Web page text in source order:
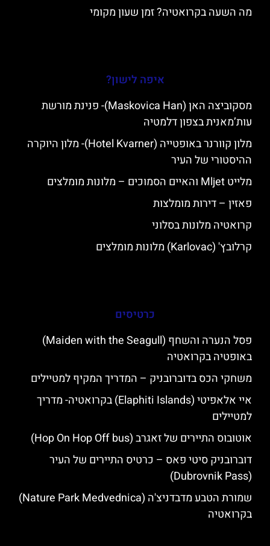
מה השעה בקרואטיה? זמן שעון מקומי
איפה לישון?
מסקוביצה האן (Maskovica Han)- פנינת מורשת
עות’מאנית בצפון דלמטיה
מלון קוורנר באופטייה (Hotel Kvarner)- מלון היוקרה
ההיסטורי של העיר
מלייט Mljet והאיים הסמוכים – מלונות מומלצים
פאזין – דירות מומלצות
קרואטיה מלונות בסלוני
קרלובץ' (Karlovac) מלונות מומלצים
כרטיסים
פסל הנערה והשחף (Maiden with the Seagull)
באופטיה בקרואטיה
משחקי הכס בדוברובניק – המדריך המקיף למטיילים
איי אלאפיטי (Elaphiti Islands) בקרואטיה- מדריך
למטיילים
אוטובוס התיירים של זאגרב (Hop On Hop Off bus)
דוברובניק סיטי פאס – כרטיס התיירים של העיר
(Dubrovnik Pass)
שמורת הטבע מדבדניצ'ה (Nature Park Medvednica)
בקרואטיה